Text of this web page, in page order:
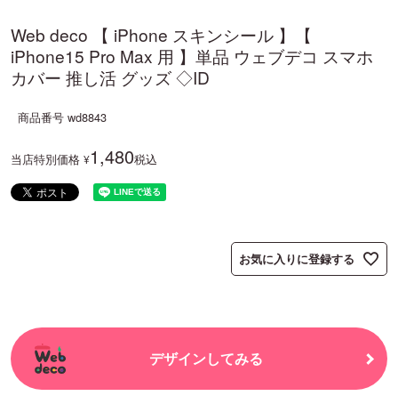
Web deco 【 iPhone スキンシール 】【
iPhone15 Pro Max 用 】単品 ウェブデコ スマホ
カバー 推し活 グッズ ◇ID
商品番号 wd8843
当店特別価格 ¥1,480税込
お気に入りに登録する
デザインしてみる